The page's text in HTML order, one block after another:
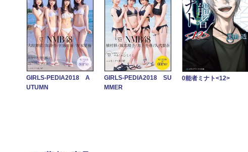
GIRLS-PEDIA2018 A
UTUMN
GIRLS-PEDIA2018 SU
MMER
0能者ミナト<12>